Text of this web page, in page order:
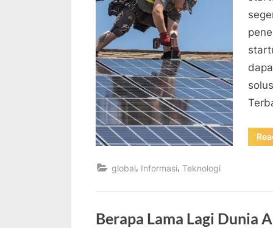
global, Informasi, Teknologi
Berapa Lama Lagi Dunia